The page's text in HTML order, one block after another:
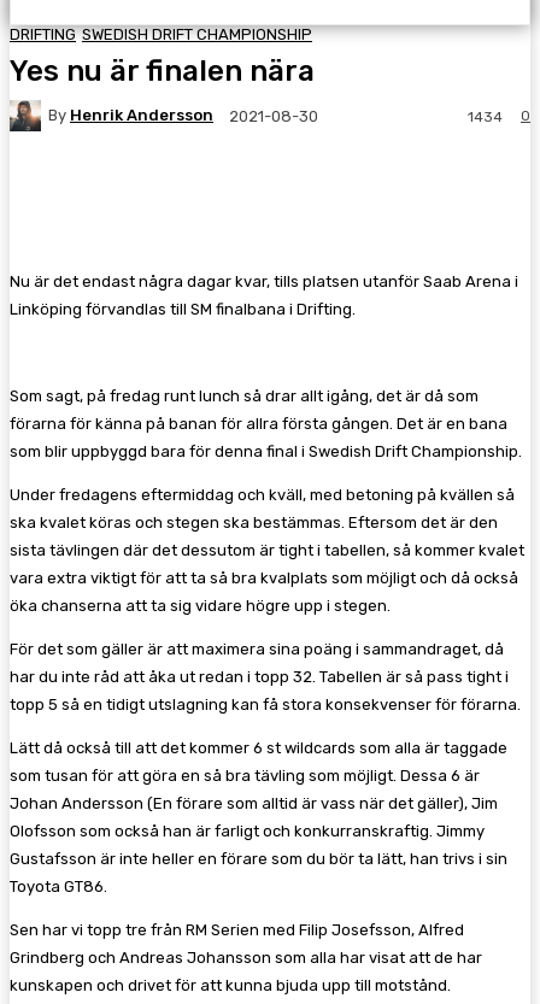
DRIFTING SWEDISH DRIFT CHAMPIONSHIP
Yes nu är finalen nära
By Henrik Andersson 2021-08-30 0
1434
Nu är det endast några dagar kvar, tills platsen utanför Saab Arena i
Linköping förvandlas till SM finalbana i Drifting.
Som sagt, på fredag runt lunch så drar allt igång, det är då som
förarna för känna på banan för allra första gången. Det är en bana
som blir uppbyggd bara för denna final i Swedish Drift Championship.
Under fredagens eftermiddag och kväll, med betoning på kvällen så
ska kvalet köras och stegen ska bestämmas. Eftersom det är den
sista tävlingen där det dessutom är tight i tabellen, så kommer kvalet
vara extra viktigt för att ta så bra kvalplats som möjligt och då också
öka chanserna att ta sig vidare högre upp i stegen.
För det som gäller är att maximera sina poäng i sammandraget, då
har du inte råd att åka ut redan i topp 32. Tabellen är så pass tight i
topp 5 så en tidigt utslagning kan få stora konsekvenser för förarna.
Lätt då också till att det kommer 6 st wildcards som alla är taggade
som tusan för att göra en så bra tävling som möjligt. Dessa 6 är
Johan Andersson (En förare som alltid är vass när det gäller), Jim
Olofsson som också han är farligt och konkurranskraftig. Jimmy
Gustafsson är inte heller en förare som du bör ta lätt, han trivs i sin
Toyota GT86.
Sen har vi topp tre från RM Serien med Filip Josefsson, Alfred
Grindberg och Andreas Johansson som alla har visat att de har
kunskapen och drivet för att kunna bjuda upp till motstånd.